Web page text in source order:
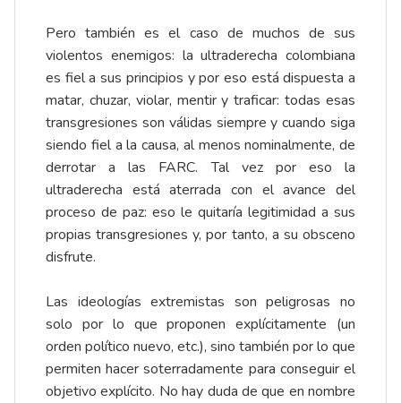
Pero también es el caso de muchos de sus
violentos enemigos: la ultraderecha colombiana
es fiel a sus principios y por eso está dispuesta a
matar, chuzar, violar, mentir y traficar: todas esas
transgresiones son válidas siempre y cuando siga
siendo fiel a la causa, al menos nominalmente, de
derrotar a las FARC. Tal vez por eso la
ultraderecha está aterrada con el avance del
proceso de paz: eso le quitaría legitimidad a sus
propias transgresiones y, por tanto, a su obsceno
disfrute.
Las ideologías extremistas son peligrosas no
solo por lo que proponen explícitamente (un
orden político nuevo, etc.), sino también por lo que
permiten hacer soterradamente para conseguir el
objetivo explícito. No hay duda de que en nombre